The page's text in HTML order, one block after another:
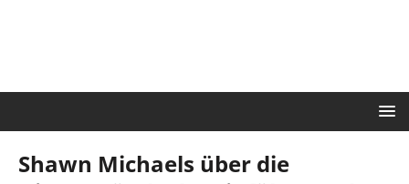
Shawn Michaels über die